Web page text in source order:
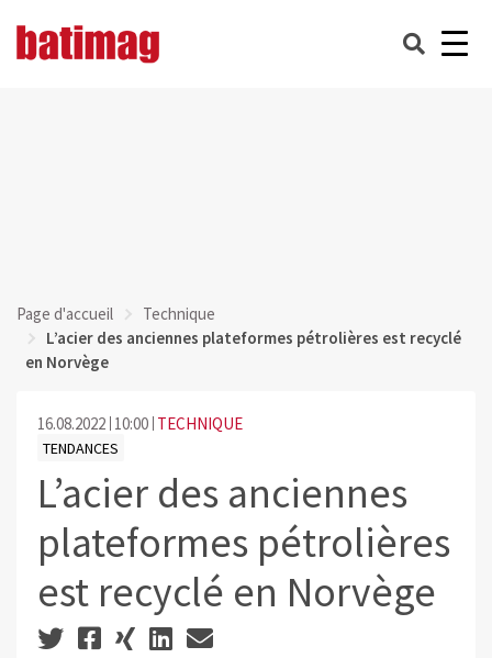
Page d'accueil
Technique
L’acier des anciennes plateformes pétrolières est recyclé
en Norvège
16.08.2022 10:00 TECHNIQUE
TENDANCES
L’acier des anciennes
plateformes pétrolières
est recyclé en Norvège